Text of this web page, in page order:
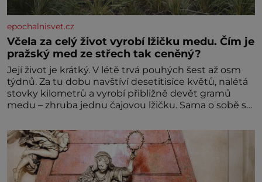
epochalnisvet.cz
Včela za celý život vyrobí lžičku medu. Čím je
pražský med ze střech tak ceněný?
Její život je krátký. V létě trvá pouhých šest až osm
týdnů. Za tu dobu navštíví desetitisíce květů, nalétá
stovky kilometrů a vyrobí přibližně devět gramů
medu – zhruba jednu čajovou lžičku. Sama o sobě se
dalšími desítkami tisíc příslušnic svého včelstva,
vznikne jeden z nejdokonalejších organismů